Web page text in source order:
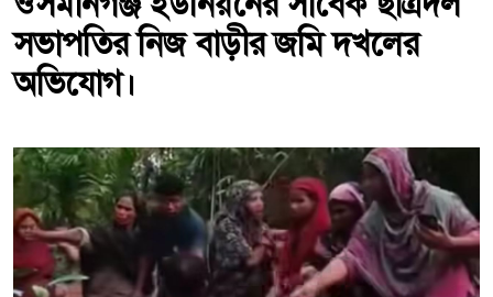
সভাপতির নিজ বাড়ীর জমি দখলের
অভিযোগ।